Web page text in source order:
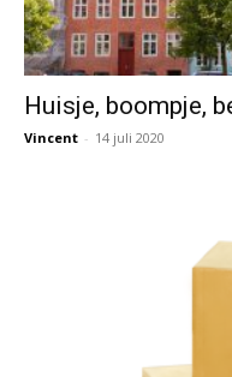
Huisje, boompje,
Vincent - 14 juli 2020